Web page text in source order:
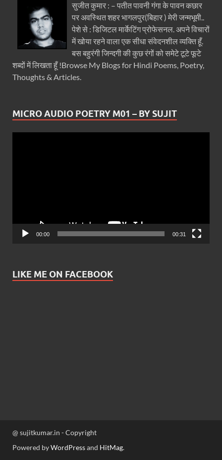
सुजीत कुमार : – पतीत पावनी गंगा के पावन कछार
पर अवस्थित शहर भागलपुर(बिहार ) मेरी जन्मभूमी..
पेशे से : डिजिटल मार्केटिंग प्रोफेसनल. अपने विचारों
में खोया रहने वाला एक सीधा संवेदनशील व्यक्ति हूँ.
बस बहुरंगी जिन्दगी की कुछ रंगों को समेटे टूटे फूटे
शब्दों में लिखता हूँ !Browse My Blogs for Hindi Poems, Poetry,
Thoughts & Articles.
MICRO AUDIO POETRY M01 – BY SUJIT
00:00 00:31
LIKE ME ON FACEBOOK
@ sujitkumar.in - Copyright
Powered byWordPressand HitMag.